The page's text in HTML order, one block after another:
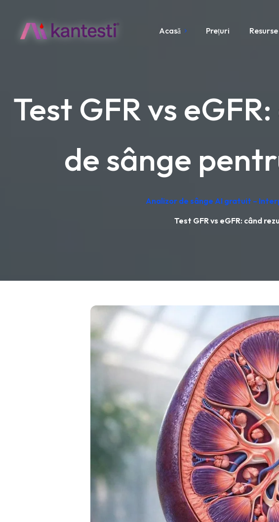
Acasă Prețuri
Test GFR vs
de sânge
Analizor de sânge AI gratuit –
Test GFR vs eGFR: când